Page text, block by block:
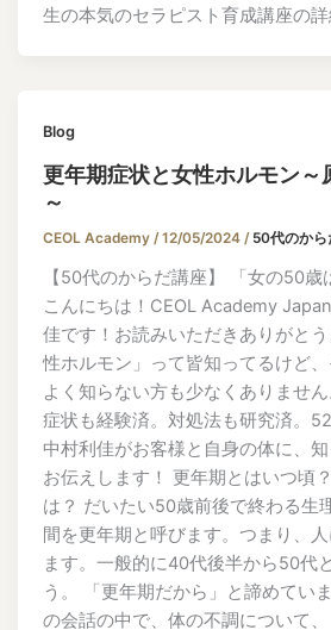
生の本気のセラピスト育成講座の
Blog
更年期症状と女性ホルモン～
～
CEOL Academy/12/05/2024/ 50代のから
【50代のからだ講座】 「女の50歳
こんにちは！CEOL Academy
佳です！お読みいただきありがと
性ホルモン」って皆知ってるけど
よく知らない方も少なくありませ
症状も経験済。対処法も研究済。
中村利佳がお客様と自身の体に、
お伝えします！ 更年期とはいつ頃
は？ だいたい50歳前後で終わる生
間を更年期と呼びます。つまり、
ます。一般的に40代後半から50代
う。 「更年期だから」と諦めてい
の会話の中で、体の不調について、